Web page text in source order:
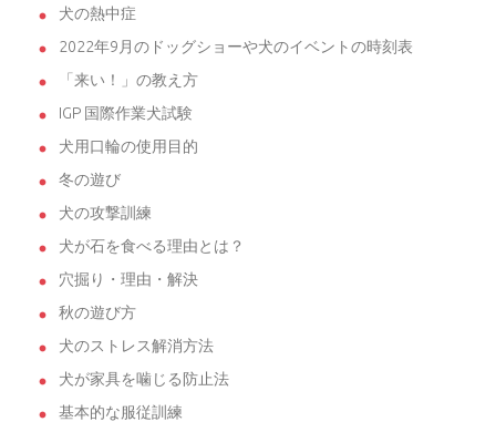
犬の熱中症
2022年9月のドッグショーや犬のイベントの時刻表
「来い！」の教え方
IGP 国際作業犬試験
犬用口輪の使用目的
冬の遊び
犬の攻撃訓練
犬が石を食べる理由とは？
穴掘り・理由・解決
秋の遊び方
犬のストレス解消方法
犬が家具を噛じる防止法
基本的な服従訓練